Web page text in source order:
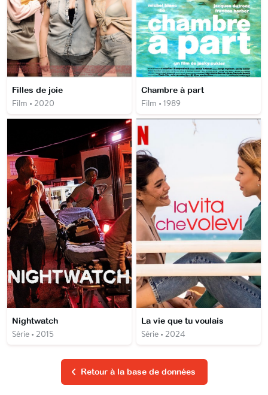
Filles de joie
Film • 2020
Chambre à part
Film • 1989
Nightwatch
Série • 2015
La vie que tu voulais
Série • 2024
Retour à la base de données